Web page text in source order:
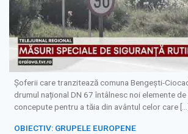
Șoferii care tranzitează comuna Bengești-
drumul național DN 67 întâlnesc noi elemente
concepute pentru a tăia din avântul celor care […]
OBIECTIV: GRUPELE EUROPENE